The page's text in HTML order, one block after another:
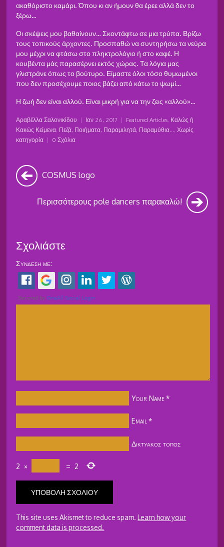
ακαθόριστο καμάρι. Όπου κι αν ήμουν θα έρεε αλλά δεν το
ξέρω…
Οι σκέψεις μου βαθαίνουν… Σκοντάφτω σε μια τρύπα. Βρίζω
τους τοπικούς άρχοντες. Προσπαθώ να συντηρήσω τα νεύρα
μου μέχρι να φτάσω στο πληκτρολόγιο ή στο καφέ. Η
κουβέντα μάς παρασέρνει εκτός χώρας. Τα λόγια μας
γλιστράνε όπως το βούτυρο. Είμαστε όλοι τόσο θυμωμένοι
που δεν προσέχουμε ποιος βάζει από κάτω το ψωμί…
Η ζωή δεν είναι αλλού. Είναι μικρή για να την ζεις «αλλού»…
Αραβέλλα Σαλονικίδου | Ιαν 26, 2017 | Featured Articles, Καλώς ή
Κακώς Κείμενα, Πεζά, Ποιήματα, Παραμιλητά, Παραμύθια... ,Χωρίς
κατηγορία | 0 Σχόλια
COSMUS logo
Περισσότερους pole dancers παρακαλώ!
Σχολιάστε
Σύνδεση με:
Your Name*
Email *
Δικτυακός τόπος
2 × = 2
This site uses Akismet to reduce spam.Learn how your
comment data is processed.